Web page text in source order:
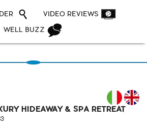
VIDEO REVIEWS
WELL BUZZ
IT
HIDEAWAY & SPA RETREAT